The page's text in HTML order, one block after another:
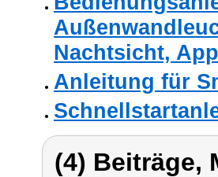
Nachtsicht,
Anleitung für
(4) Beiträge,